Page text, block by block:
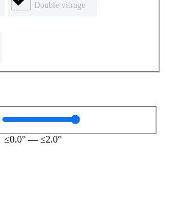
Double vitrage
≤0.0° — ≤2.0°